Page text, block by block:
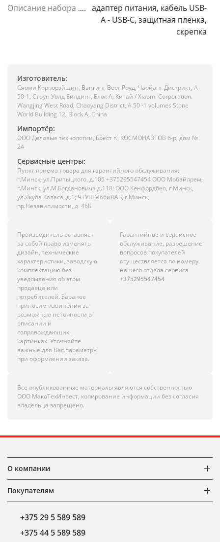
Описание набора
адаптер питания, кабель USB-
A - USB-C, защитная пленка,
скрепка
Изготовитель:
Сяоми Корпорэйшин, Вангинг Вест Роуд, Чаойанг Дистрикт, А
50-1, Стоун Уолд Билдинг, Блок А, Китай / Xiaomi Corporation.
Wangjing West Road, Chaoyang District, A 50 -1 volumes Stone
World Building 12, Block A, China
Импортёр:
ООО Деловые технологии, Брест г., КОСМОНАВТОВ б-р, дом №
24
Сервисные центры:
Пункт приема товара для гарантийного обслуживания:
г.Минск, ул.Притыцкого, д.105 +375295547454 ООО Мобайлрем,
г.Минск, ул.М.Богдановича д.118; ООО Кенфордбел, г.Минск,
ул.Якуба Коласа, д.1; ЧТУП МобиЛАБ, г.Минск,
пр.Независимости, д. 46Б
Производитель оставляет
за собой право изменять
дизайн, технические
характеристики, заводскую
комплектацию без
уведомления об этом
продавца или
потребителей. Заранее
приносим извинения за
возможные неточности в
описании и
сопровождающих
картинках. Уточняйте
важные для Вас параметры
при оформлении заказа.
Гарантийное и сервисное
обслуживание, разрешение
вопросов покупателей
осуществляется по номеру
нашего отдела сервиса
+375295547454
Все опубликованные материалы являются собственностью
ООО МакоТехИнвест, копирование информации без согласия
владельца запрещено.
О компании
Покупателям
+375 29 5 589 589
+375 44 5 589 589